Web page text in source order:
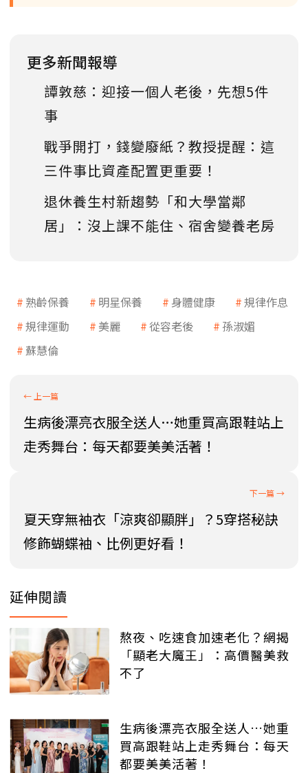
更多新聞報導
譚敦慈：迎接一個人老後，先想5件
事
戰爭開打，錢變廢紙？教授提醒：這
三件事比資產配置更重要！
退休養生村新趨勢「和大學當鄰
居」：沒上課不能住、宿舍變養老房
熟齡保養 明星保養 身體健康
規律作息
規律運動
美麗 從容老後
孫淑媚
蘇慧倫
生病後漂亮衣服全送人…她重買高跟鞋站上
走秀舞台：每天都要美美活著！
夏天穿無袖衣「涼爽卻顯胖」？5穿搭秘訣
修飾蝴蝶袖、比例更好看！
延伸閱讀
熬夜、吃速食加速老化？網揭
「顯老大魔王」：高價醫美救
不了
生病後漂亮衣服全送人…她重
買高跟鞋站上走秀舞台：每天
都要美美活著！